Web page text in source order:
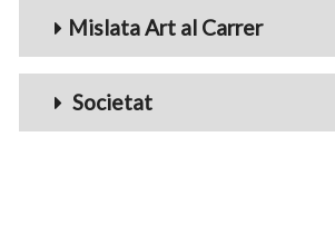
Mislata Art al Carrer
Societat